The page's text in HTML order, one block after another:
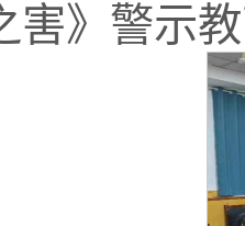
害》警示